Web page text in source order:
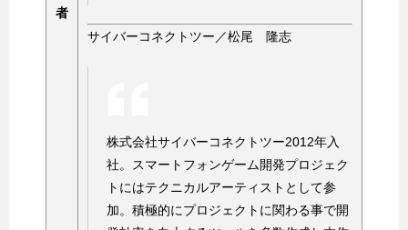
者
サイバーコネクトツー／松尾 隆志
株式会社サイバーコネクトツー2012年入
社。スマートフォンゲーム開発プロジェク
トにはテクニカルアーティストとして参
加。積極的にプロジェクトに関わる事で開